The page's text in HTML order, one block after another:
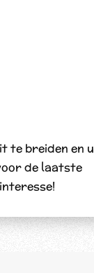
te breiden en u
de laatste